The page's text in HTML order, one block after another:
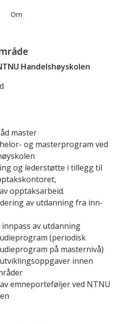
Om
Handelshøyskolen
master
og masterprogram ved
og lederstøtte i tillegg til
opptaksarbeid.
av utdanning fra inn-
av utdanning
(periodisk
på masternivå)
innen
emneporteføljer ved NTNU